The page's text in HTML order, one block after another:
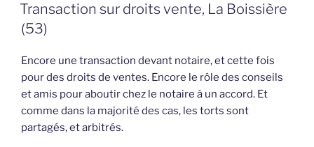
LE
Transaction sur droits vente, La Boissière
(53)
Encore une transaction devant notaire, et cette fois
pour des droits de ventes. Encore le rôle des conseils
et amis pour aboutir chez le notaire à un accord. Et
comme dans la majorité des cas, les torts sont
partagés, et arbitrés.